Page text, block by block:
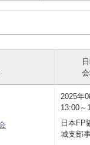
2025年
13:00～
日本
城支部